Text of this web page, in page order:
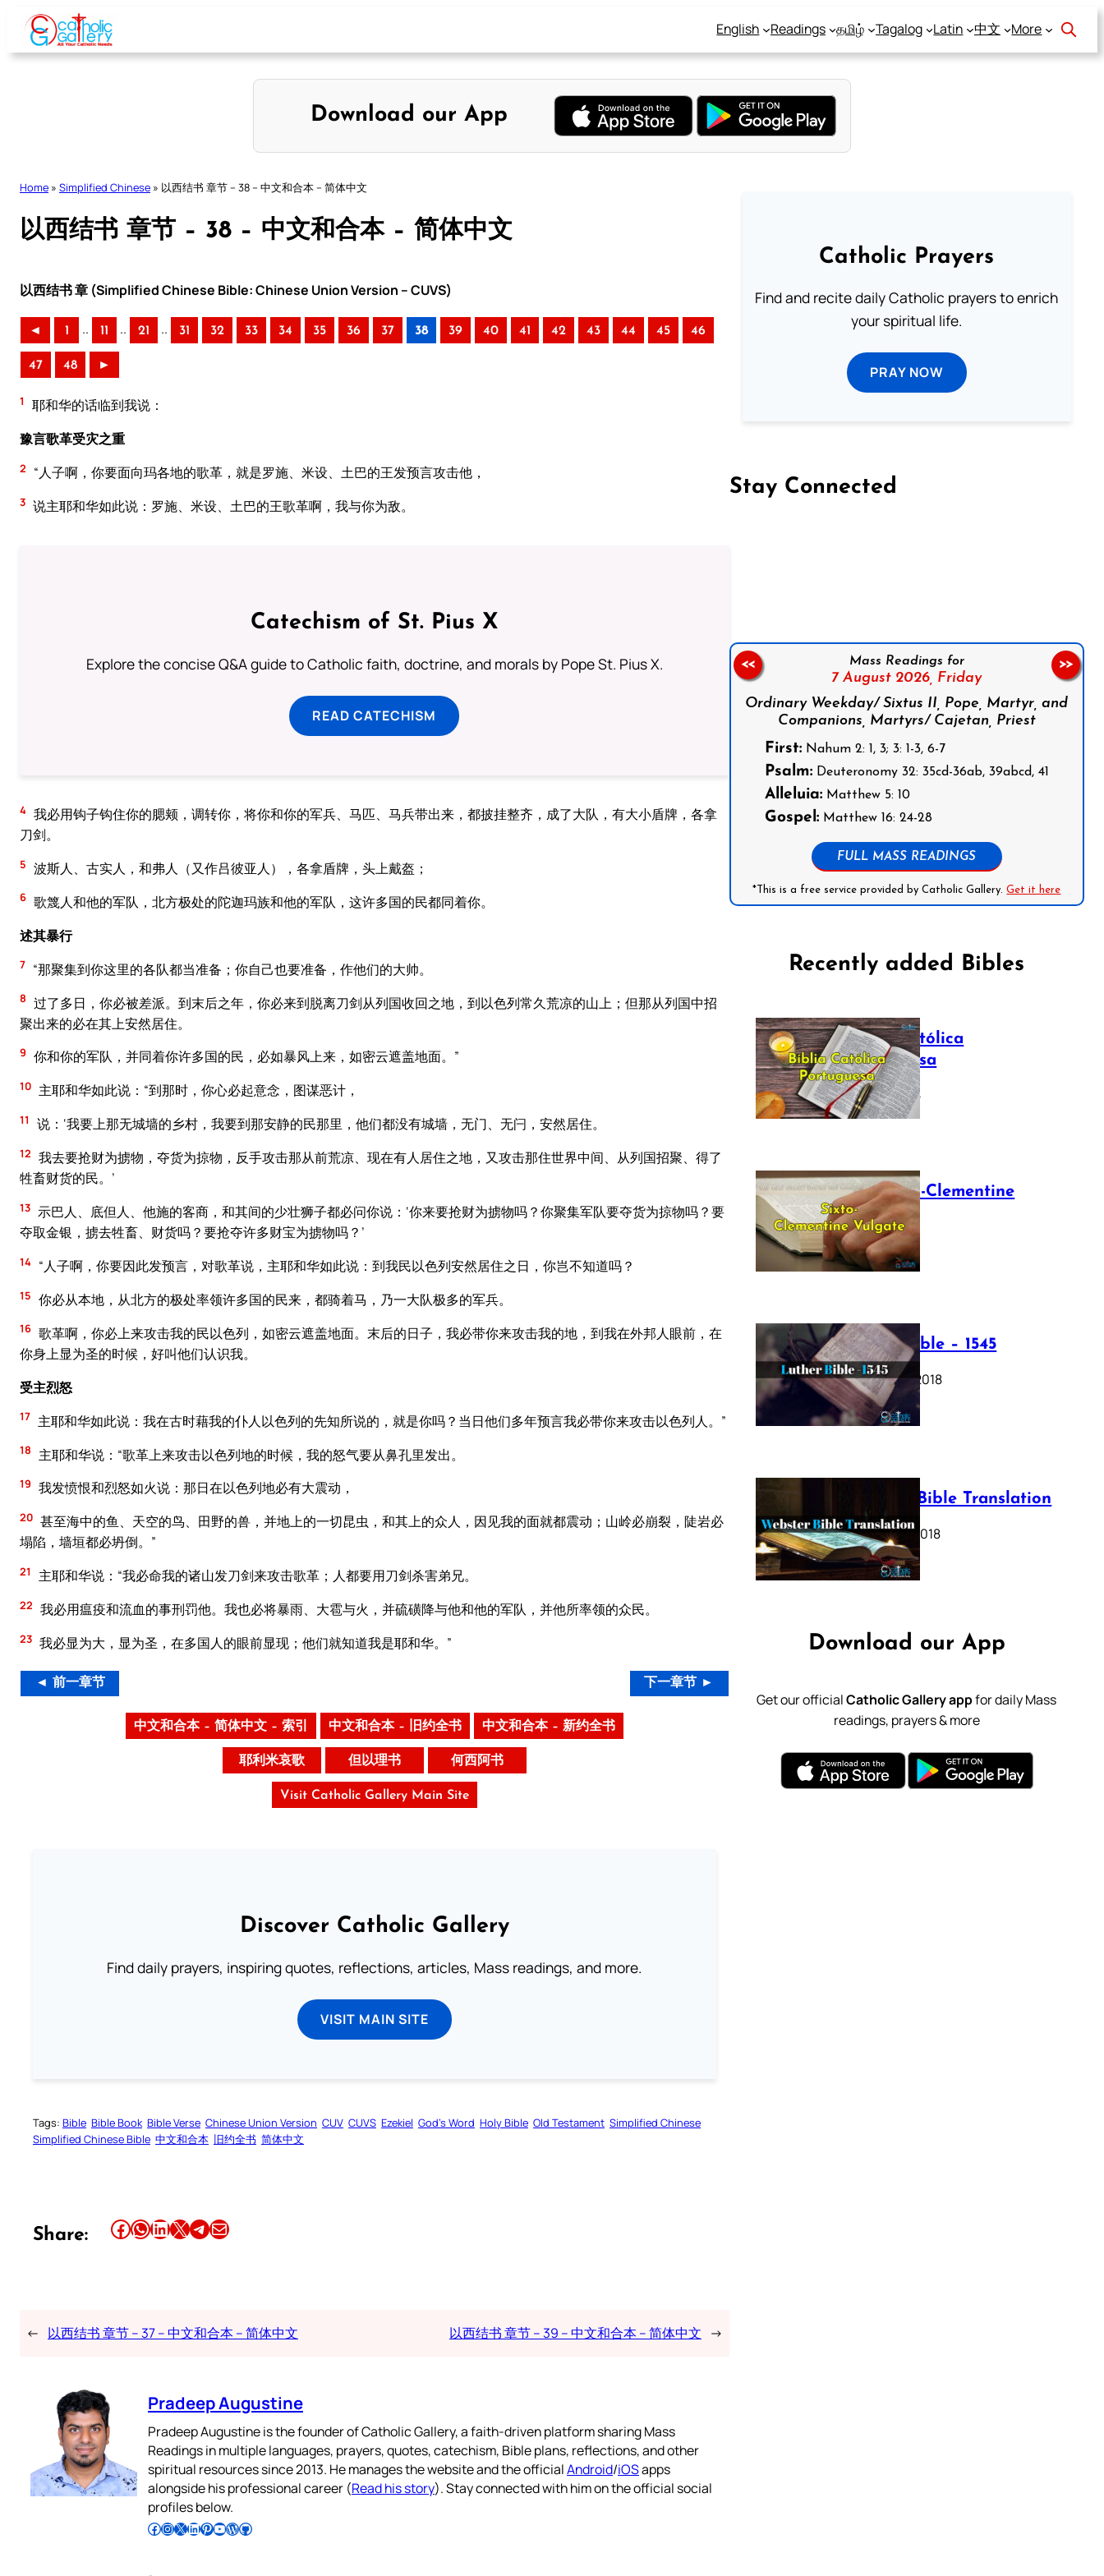
Skip
content
English Readings தமிழ் Tagalog Latin 中文 More
Download our App
Home » Simplified Chinese » 以西结书 章节 – 38 – 中文和合本 – 简体中文
以西结书 章节 – 38 – 中文和合本 – 简体中文
以西结书 章 (Simplified Chinese Bible: Chinese Union Version – CUVS)
◄ 1 .. 11 .. 21 .. 31 32 33 34 35 36 37 38 39 40 41 42 43 44 45 46
47 48 ►
1
耶和华的话临到我说：
豫言歌革受灾之重
2 “人子啊，你要面向玛各地的歌革，就是罗施、米设、土巴的王发预言攻击他，
3 说主耶和华如此说：罗施、米设、土巴的王歌革啊，我与你为敌。
Catechism of St. Pius X
Explore the concise Q&A guide to Catholic faith, doctrine, and morals by Pope St. Pius X.
READ CATECHISM
4 我必用钩子钩住你的腮颊，调转你，将你和你的军兵、马匹、马兵带出来，都披挂整齐，成了大队，有大小盾牌，各拿
刀剑。
5 波斯人、古实人，和弗人（又作吕彼亚人），各拿盾牌，头上戴盔；
6 歌篾人和他的军队，北方极处的陀迦玛族和他的军队，这许多国的民都同着你。
述其暴行
7 “那聚集到你这里的各队都当准备；你自己也要准备，作他们的大帅。
8 过了多日，你必被差派。到末后之年，你必来到脱离刀剑从列国收回之地，到以色列常久荒凉的山上；但那从列国中招
聚出来的必在其上安然居住。
9 你和你的军队，并同着你许多国的民，必如暴风上来，如密云遮盖地面。”
10 主耶和华如此说：“到那时，你心必起意念，图谋恶计，
11 说：‘我要上那无城墙的乡村，我要到那安静的民那里，他们都没有城墙，无门、无闩，安然居住。
12 我去要抢财为掳物，夺货为掠物，反手攻击那从前荒凉、现在有人居住之地，又攻击那住世界中间、从列国招聚、得了
牲畜财货的民。’
13 示巴人、底但人、他施的客商，和其间的少壮狮子都必问你说：‘你来要抢财为掳物吗？你聚集军队要夺货为掠物吗？要
夺取金银，掳去牲畜、财货吗？要抢夺许多财宝为掳物吗？’
14 “人子啊，你要因此发预言，对歌革说，主耶和华如此说：到我民以色列安然居住之日，你岂不知道吗？
15 你必从本地，从北方的极处率领许多国的民来，都骑着马，乃一大队极多的军兵。
16 歌革啊，你必上来攻击我的民以色列，如密云遮盖地面。末后的日子，我必带你来攻击我的地，到我在外邦人眼前，在
你身上显为圣的时候，好叫他们认识我。
受主烈怒
17 主耶和华如此说：我在古时藉我的仆人以色列的先知所说的，就是你吗？当日他们多年预言我必带你来攻击以色列人。”
18 主耶和华说：“歌革上来攻击以色列地的时候，我的怒气要从鼻孔里发出。
19 我发愤恨和烈怒如火说：那日在以色列地必有大震动，
20 甚至海中的鱼、天空的鸟、田野的兽，并地上的一切昆虫，和其上的众人，因见我的面就都震动；山岭必崩裂，陡岩必
塌陷，墙垣都必坍倒。”
21 主耶和华说：“我必命我的诸山发刀剑来攻击歌革；人都要用刀剑杀害弟兄。
22 我必用瘟疫和流血的事刑罚他。我也必将暴雨、大雹与火，并硫磺降与他和他的军队，并他所率领的众民。
23 我必显为大，显为圣，在多国人的眼前显现；他们就知道我是耶和华。”
◄ 前一章节 下一章节 ►
中文和合本 – 简体中文 – 索引 中文和合本 – 旧约全书 中文和合本 – 新约全书
耶利米哀歌 但以理书 何西阿书
Visit Catholic Gallery Main Site
Discover Catholic Gallery
Find daily prayers, inspiring quotes, reflections, articles, Mass readings, and more.
VISIT MAIN SITE
Tags: Bible Bible Book Bible Verse Chinese Union Version CUV CUVS Ezekiel God’s Word Holy Bible Old Testament Simplified Chinese
Simplified Chinese Bible 中文和合本 旧约全书 简体中文
Share: Share this article on Facebook Share this article on WhatsApp Share this article on LinkedIn Share this article on X Share this article on TelegramEmail this Article
← 以西结书 章节 – 37 – 中文和合本 – 简体中文 以西结书 章节 – 39 – 中文和合本 – 简体中文 →
Pradeep Augustine
Pradeep Augustine is the founder of Catholic Gallery, a faith-driven platform sharing Mass
Readings in multiple languages, prayers, quotes, catechism, Bible plans, reflections, and other
spiritual resources since 2013. He manages the website and the officialAndroid/iOSapps
alongside his professional career (Read his story). Stay connected with him on the official social
profiles below.
Follow Pradeep on Facebook Follow Pradeep on InstagramFollow Pradeep on X Follow Pradeep on LinkedIn Follow Pradeep on Pinterest Subscribe to Pradeep’s Youtube Channel Follow Pradeep on WordPress Follow Pradeep on GitHub
Catholic Prayers
Find and recite daily Catholic prayers to enrich
your spiritual life.
PRAY NOW
Stay Connected
Mass Readings for
7 August 2026, Friday
Ordinary Weekday/ Sixtus II, Pope, Martyr, and
Companions, Martyrs/ Cajetan, Priest
First:Nahum 2: 1, 3; 3: 1-3, 6-7
Psalm:Deuteronomy 32: 35cd-36ab, 39abcd, 41
Alleluia:Matthew 5: 10
Gospel:Matthew 16: 24-28
FULL MASS READINGS
*This is a free service provided by Catholic Gallery.Get it here
<< >>
Recently added Bibles
Bíblia Católica
Portuguesa
July 16, 2025
The Sixto-Clementine
Vulgate
July 12, 2025
Luther Bible – 1545
October 17, 2018
Webster Bible Translation
October 11, 2018
Download our App
Get our officialCatholic Gallery appfor daily Mass
readings, prayers & more